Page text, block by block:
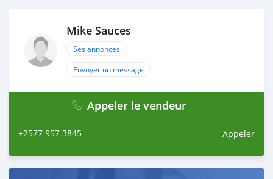
Mike Sauces
Ses annonces
Envoyer un message
Appeler le vendeur
+2577 957 3845 Appeler